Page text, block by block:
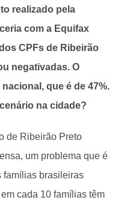
realizado pela
com a Equifax
CPFs de Ribeirão
negativadas. O
que é de 47%.
na cidade?
de Ribeirão Preto
um problema que é
famílias brasileiras
cada 10 famílias têm